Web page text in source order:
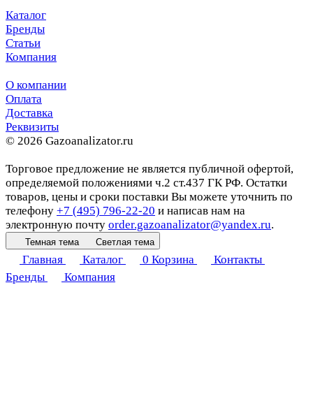
Каталог
Бренды
Статьи
Компания
О компании
Оплата
Доставка
Реквизиты
© 2026 Gazoanalizator.ru
Торговое предложение не является публичной офертой,
определяемой положениями ч.2 ст.437 ГК РФ. Остатки
товаров, цены и сроки поставки Вы можете уточнить по
телефону +7 (495) 796-22-20 и написав нам на
электронную почту order.gazoanalizator@yandex.ru.
Темная тема Светлая тема
Главная Каталог 0 Корзина
Контакты
Бренды
Компания